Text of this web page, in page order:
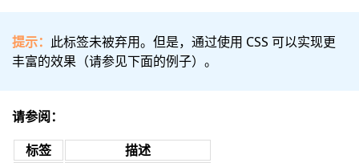
提示： 此标签未被弃用。但是，通过使用 CSS 可以实现更
丰富的效果（请参见下面的例子）。
请参阅：
标签
描述